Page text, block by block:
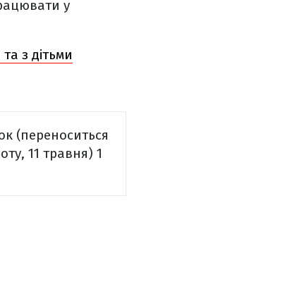
у
з дітьми
(переноситься
11 травня) 1